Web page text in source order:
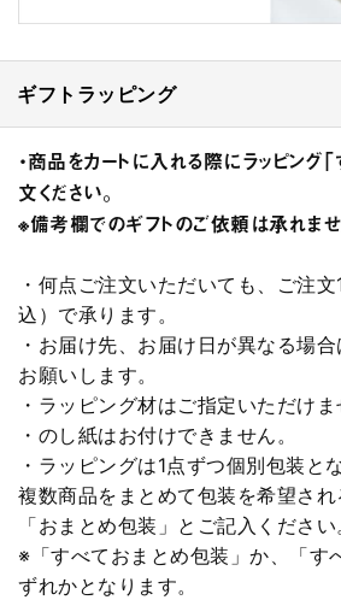
ギフトラッピング
・商品をカートに入れる際にラッピング
文ください。
※備考欄でのギフトのご依頼は承れませ
・何点ご注文いただいても、ご注
込）で承ります。
・お届け先、お届け日が異なる場
お願いします。
・ラッピング材はご指定いただけま
・のし紙はお付けできません。
・ラッピングは1点ずつ個別包装と
複数商品をまとめて包装を希望さ
「おまとめ包装」とご記入ください
※「すべておまとめ包装」か、「す
ずれかとなります。